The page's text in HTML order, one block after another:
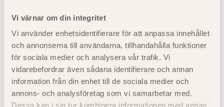
Vi värnar om din integritet
Vi använder enhetsidentifierare för att anpassa innehållet
och annonserna till användarna, tillhandahålla funktioner
för sociala medier och analysera vår trafik. Vi
vidarebefordrar även sådana identifierare och annan
information från din enhet till de sociala medier och
annons- och analysföretag som vi samarbetar med.
Dessa kan i sin tur kombinera informationen med annan
Indelning av färgtyper enligt Europeisk
standard
Inom den Europeiska standardiseringen (CEN) har man
kommit överens om en klassificering av färger i
utomhusanvändning efter utseende, användningsområde
och funktion.